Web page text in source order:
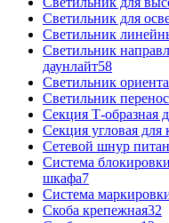
Светильник для
Светильник
Светильник
даунлайт58
Светильник
Светильник
Секция Т-образная
Секция угловая для
Сетевой шнур
Система
шкафа7
Система
Скоба крепежная32